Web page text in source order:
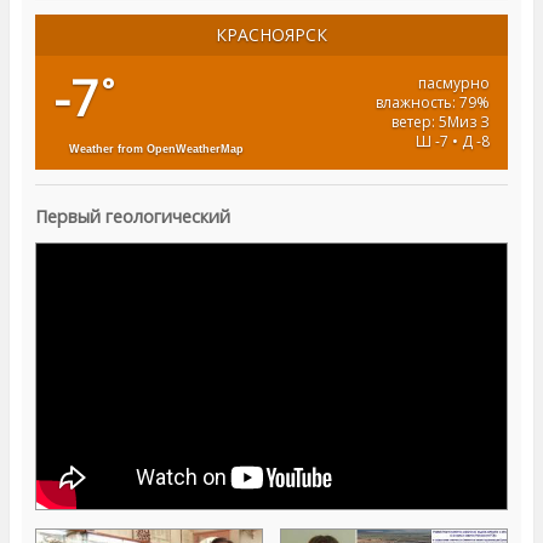
КРАСНОЯРСК
-7°
пасмурно
влажность: 79%
ветер: 5Миз З
Ш -7 • Д -8
Weather from OpenWeatherMap
Первый геологический